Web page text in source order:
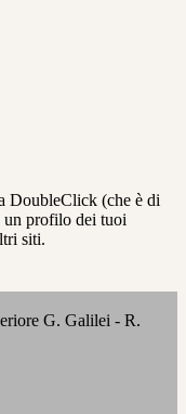
DoubleClick (che è di
un profilo dei tuoi
siti.
G. Galilei - R.